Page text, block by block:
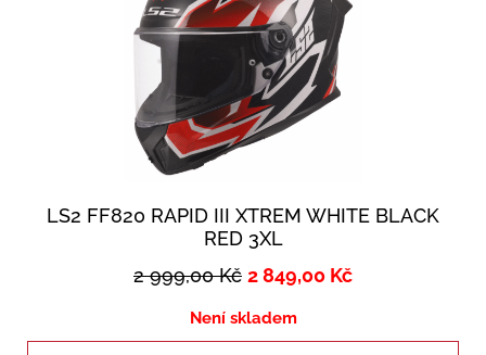
LS2 FF820 RAPID III XTREM WHITE BLACK
RED 3XL
2 999,00Kč 2 849,00 Kč
Není skladem